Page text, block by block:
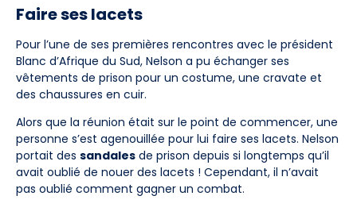
Faire ses lacets
Pour l’une de ses premières rencontres avec le président
Blanc d’Afrique du Sud, Nelson a pu échanger ses
vêtements de prison pour un costume, une cravate et
des chaussures en cuir.
Alors que la réunion était sur le point de commencer, une
personne s’est agenouillée pour lui faire ses lacets. Nelson
portait des sandales de prison depuis si longtemps qu’il
avait oublié de nouer des lacets ! Cependant, il n’avait
pas oublié comment gagner un combat.